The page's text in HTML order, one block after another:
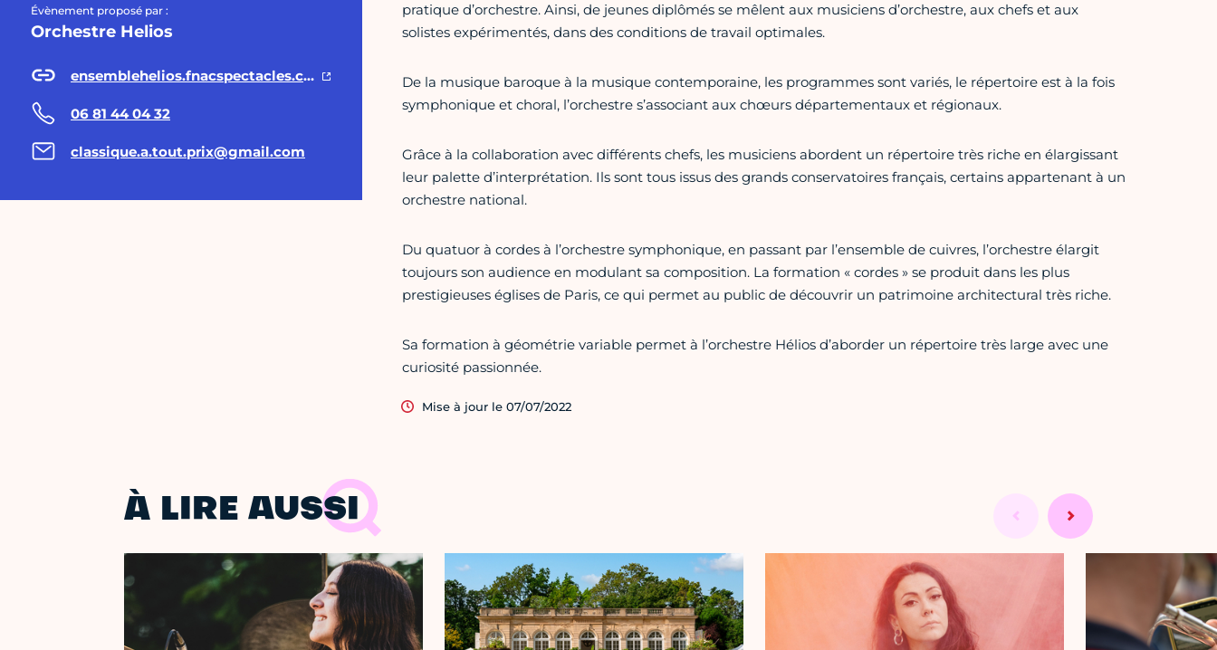
Évènement proposé par :
Orchestre Helios
ensemblehelios.fnacspectacles.com
06 81 44 04 32
classique.a.tout.prix@gmail.com
pratique d’orchestre. Ainsi, de jeunes diplômés se mêlent aux musiciens d’orchestre, aux chefs et aux
solistes expérimentés, dans des conditions de travail optimales.
De la musique baroque à la musique contemporaine, les programmes sont variés, le répertoire est à la fois
symphonique et choral, l’orchestre s’associant aux chœurs départementaux et régionaux.
Grâce à la collaboration avec différents chefs, les musiciens abordent un répertoire très riche en élargissant
leur palette d’interprétation. Ils sont tous issus des grands conservatoires français, certains appartenant à un
orchestre national.
Du quatuor à cordes à l’orchestre symphonique, en passant par l’ensemble de cuivres, l’orchestre élargit
toujours son audience en modulant sa composition. La formation « cordes » se produit dans les plus
prestigieuses églises de Paris, ce qui permet au public de découvrir un patrimoine architectural très riche.
Sa formation à géométrie variable permet à l’orchestre Hélios d’aborder un répertoire très large avec une
curiosité passionnée.
Mise à jour le 07/07/2022
À LIRE AUSSI